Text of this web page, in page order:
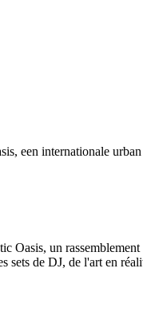
een internationale
un
de DJ, de l'art en